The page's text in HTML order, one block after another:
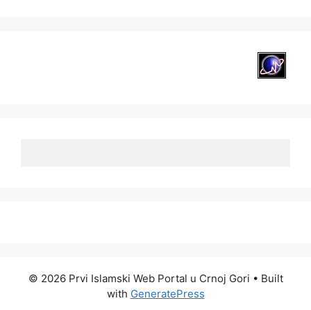
© 2026 Prvi Islamski Web Portal u Crnoj Gori • Built
with GeneratePress